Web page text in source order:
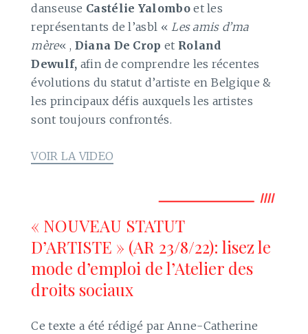
danseuse Castélie Yalomboet les
représentants de l’asbl « Les amis d’ma
mère« , Diana De Crop et Roland
Dewulf, afin de comprendre les récentes
évolutions du statut d’artiste en Belgique &
les principaux défis auxquels les artistes
sont toujours confrontés.
VOIR LA VIDEO
« NOUVEAU STATUT
D’ARTISTE » (AR 23/8/22): lisez le
mode d’emploi de l’Atelier des
droits sociaux
Ce texte a été rédigé par Anne-Catherine